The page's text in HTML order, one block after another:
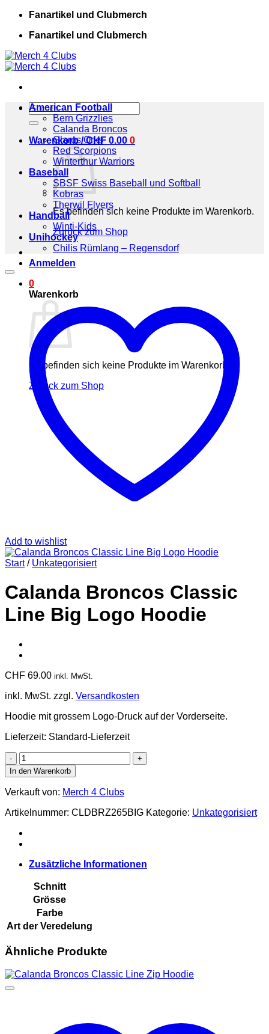
Zum
springen
Fanartikel und Clubmerch
Fanartikel und Clubmerch
Suchen
nach:
Warenkorb /CHF 0.00 0
Es befinden sich keine Produkte im Warenkorb.
Zurück zum Shop
Anmelden
0
Warenkorb
Es befinden sich keine Produkte im Warenkorb.
Zurück zum Shop
American Football
Bern Grizzlies
Calanda Broncos
Glarus Orks
Red Scorpions
Winterthur Warriors
Baseball
SBSF Swiss Baseball und Softball
Kobras
Therwil Flyers
Handball
Winti-Kids
Unihockey
Chilis Rümlang – Regensdorf
Add to wishlist
Start / Unkategorisiert
Calanda Broncos Classic
Line Big Logo Hoodie
CHF 69.00 inkl. MwSt.
inkl. MwSt. zzgl. Versandkosten
Hoodie mit grossem Logo-Druck auf der Vorderseite.
Lieferzeit: Standard-Lieferzeit
Calanda
Broncos
Classic
Line
Logo
Menge
In den Warenkorb
Verkauft von: Merch 4 Clubs
Artikelnummer: CLDBRZ265BIG Kategorie: Unkategorisiert
Zusätzliche Informationen
Schnitt
Grösse
Farbe
Art der Veredelung
Ähnliche Produkte